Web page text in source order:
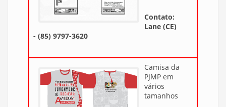
Contato:
Lane (CE)
- (85) 9797-3620
Camisa da
PJMP em
vários
tamanhos